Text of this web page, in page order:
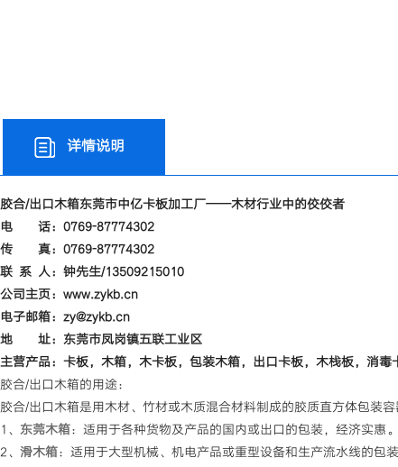
详情说明
胶合/出口木箱东莞市中亿卡板加工厂——木材行业中的佼佼者
电 话：0769-87774302
传 真：0769-87774302
联 系 人：钟先生/13509215010
公司主页：www.zykb.cn
电子邮箱：zy@zykb.cn
地 址：东莞市凤岗镇五联工业区
主营产品：卡板，木箱，木卡板，包装木箱，出口卡板，木栈板，消
胶合/出口木箱的用途：
胶合/出口木箱是用木材、竹材或木质混合材料制成的胶质直方体包装
1、 东莞木箱：适用于各种货物及产品的国内或出口的包装，经济实惠。
2、 滑木箱：适用于大型机械、机电产品或重型设备和生产流水线的包装